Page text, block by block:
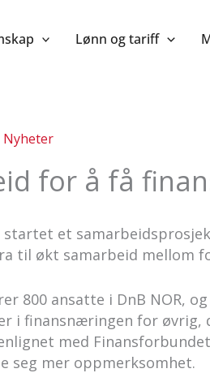
Lønn og tariff
Nyheter
for å få
startet et
til økt samarbeid mellom
800 ansatte i DnB NOR,
i finansnæringen for øvrig,
med
seg mer oppmerksomhet.